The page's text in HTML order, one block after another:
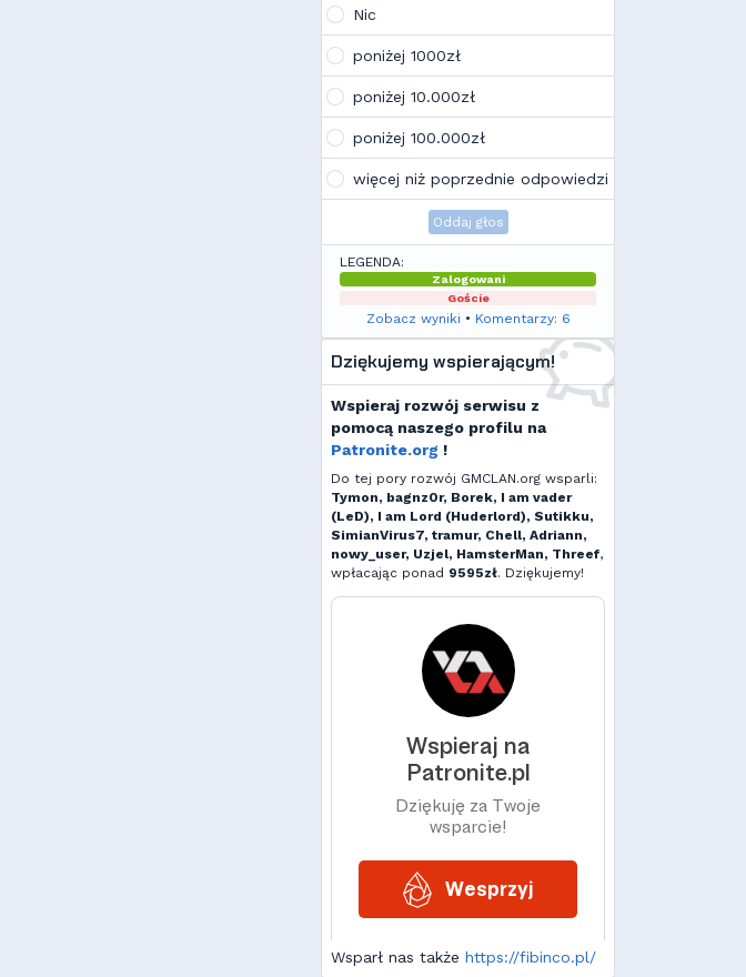
Tak, po zmianach gmclan przeżywa
wskazują, że ten rok będzie rokiem
Linuxa, rokiem odejścia od
discorda na rzecz forów
internetowych
K Kamilek
Ale klimat tu znowu wrócić!
Nic
poniżej 1000zł
poniżej 10.000zł
poniżej 100.000zł
więcej niż poprzednie odpowiedzi
Oddaj głos
LEGENDA:
Zalogowani
Goście
Zobacz wyniki • Komentarzy: 6
Dziękujemy wspierającym!
Wspieraj rozwój serwisu z
pomocą naszego profilu na
Patronite.org !
Do tej pory rozwój GMCLAN.org wsparli:
Tymon, bagnz0r, Borek, I am vader
(LeD), I am Lord (Huderlord), Sutikku,
SimianVirus7, tramur, Chell, Adriann,
nowy_user, Uzjel, HamsterMan, Threef,
wpłacając ponad 9595zł. Dziękujemy!
Wsparł nas także https://fibinco.pl/